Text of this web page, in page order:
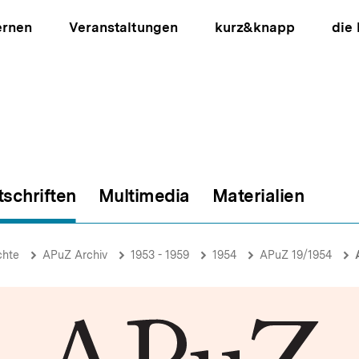
Veranstaltungen kurz&knapp die
Multimedia Materialien
APuZ Archiv 1953 - 1959 1954 APuZ 19/1954